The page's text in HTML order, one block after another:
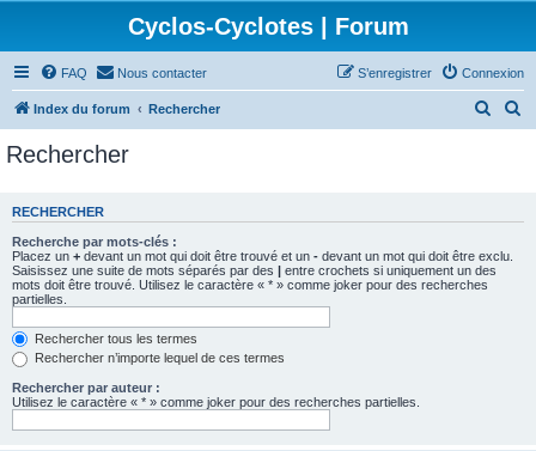
Cyclos-Cyclotes | Forum
FAQ Nous contacter Connexion
S’enregistrer
Index du forum Rechercher
e
e
r
c
Rechercher
RECHERCHER
Recherche par mots-clés :
Placez un + devant un mot qui doit être trouvé et un - devant un mot qui doit être exclu.
Saisissez une suite de mots séparés par des | entre crochets si uniquement un des
mots doit être trouvé. Utilisez le caractère « * » comme joker pour des recherches
partielles.
Rechercher tous les termes
Rechercher n’importe lequel de ces termes
Rechercher par auteur :
Utilisez le caractère « * » comme joker pour des recherches partielles.